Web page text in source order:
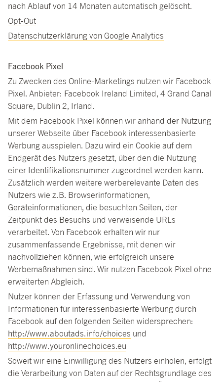
nach Ablauf von 14 Monaten automatisch gelöscht.
Opt-Out
Datenschutzerklärung von Google Analytics
Facebook Pixel
Zu Zwecken des Online-Marketings nutzen wir Facebook
Pixel. Anbieter: Facebook Ireland Limited, 4 Grand Canal
Square, Dublin 2, Irland.
Mit dem Facebook Pixel können wir anhand der Nutzung
unserer Webseite über Facebook interessenbasierte
Werbung ausspielen. Dazu wird ein Cookie auf dem
Endgerät des Nutzers gesetzt, über den die Nutzung
einer Identifikationsnummer zugeordnet werden kann.
Zusätzlich werden weitere werberelevante Daten des
Nutzers wie z.B. Browserinformationen,
Geräteinformationen, die besuchten Seiten, der
Zeitpunkt des Besuchs und verweisende URLs
verarbeitet. Von Facebook erhalten wir nur
zusammenfassende Ergebnisse, mit denen wir
nachvollziehen können, wie erfolgreich unsere
Werbemaßnahmen sind. Wir nutzen Facebook Pixel ohne
erweiterten Abgleich.
Nutzer können der Erfassung und Verwendung von
Informationen für interessenbasierte Werbung durch
Facebook auf den folgenden Seiten widersprechen:
http://www.aboutads.info/choices und
http://www.youronlinechoices.eu
Soweit wir eine Einwilligung des Nutzers einholen, erfolgt
die Verarbeitung von Daten auf der Rechtsgrundlage des